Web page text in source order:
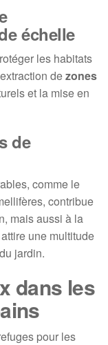
échelle
les habitats
dezones
et la mise en
de
comme le
contribue
mais aussi à la
une multitude
jardin.
dans les
pour les